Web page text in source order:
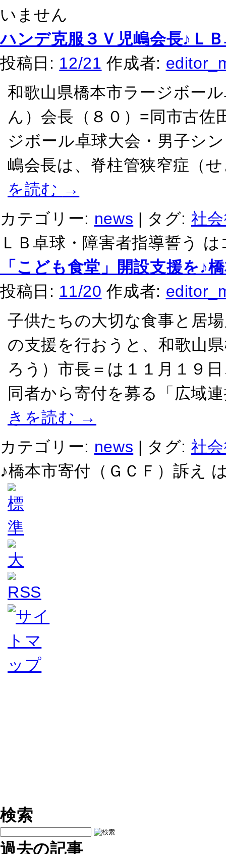
いません
ハンデ克服３Ｖ児嶋会長♪Ｌ
投稿日: 12/21 作成者:
和歌山県橋本市ラージボー
ん）会長（８０）=同市古佐
ジボール卓球大会・男子シ
嶋会長は、脊柱管狭窄症（
を読む →
カテゴリー: news | タグ: 社
ＬＢ卓球・障害者指導誓う は
「こども食堂」開設支援を♪
投稿日: 11/20 作成者:
子供たちの大切な食事と居
の支援を行おうと、和歌山
ろう）市長＝は１１月１９
同者から寄付を募る「広域
きを読む →
カテゴリー: news | タグ: 社
♪橋本市寄付（ＧＣＦ）訴え
検索
過去の記事